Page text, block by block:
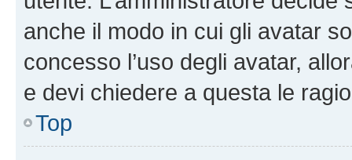
anche il modo in cui gli avatar
concesso l’uso degli avatar,
e devi chiedere a questa le
Top